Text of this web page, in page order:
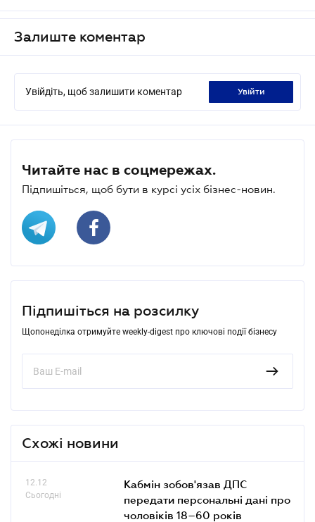
Залиште коментар
Увійдіть, щоб залишити коментар увійти
Читайте нас в соцмережах.
Підпишіться, щоб бути в курсі усіх бізнес-новин.
Підпишіться на розсилку
Щопонеділка отримуйте weekly-digest про ключові події бізнесу
Схожі новини
12.12
Сьогодні
Кабмін зобов'язав ДПС
передати персональні дані про
чоловіків 18–60 років